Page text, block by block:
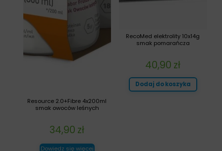
RecoMed elektrolity 10x14g
smak pomarańcza
40,90 zł
Dodaj do koszyka
Resource 2.0+Fibre 4x200ml
smak owoców leśnych
34,90 zł
Dowiedz się więcej